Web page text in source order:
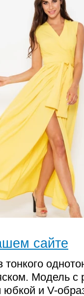
сайте
Модель с
юбкой и V-